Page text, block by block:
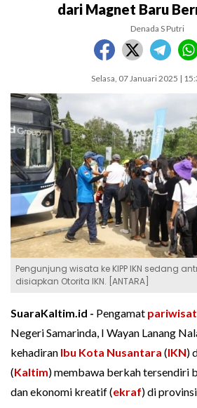
dari Magnet Baru
Denada S Putri
Selasa, 07 Januari 2025 |
Pengunjung wisata ke KIPP IKN sedang
disiapkan Otorita IKN. [ANTARA]
SuaraKaltim.id - Pengamat
Negeri Samarinda, I Wayan Lanang
kehadiran Ibu Kota Nusantara (IKN)
(Kaltim) membawa berkah tersendiri
dan ekonomi kreatif (ekraf) di